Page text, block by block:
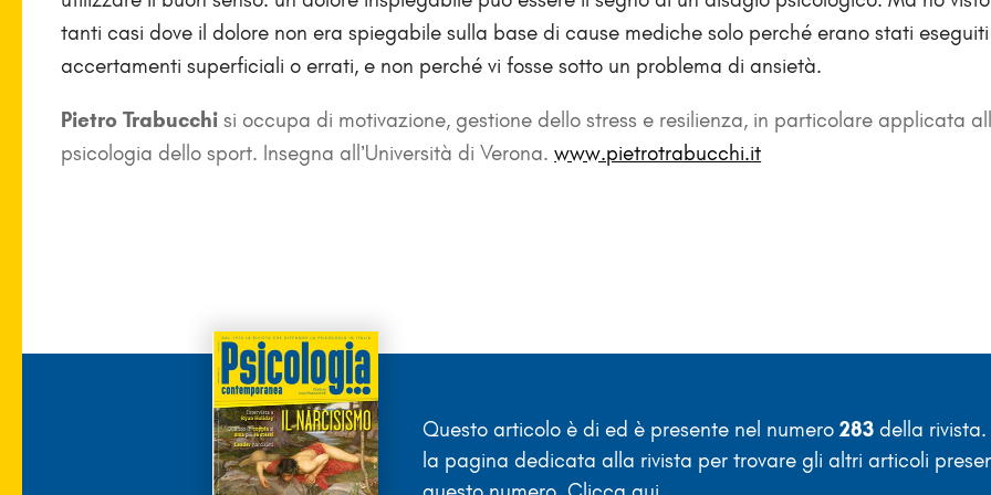
tanti casi dove il dolore non era spiegabile sulla base di cause mediche solo perché erano stati eseguiti
accertamenti superficiali o errati, e non perché vi fosse sotto un problema di ansietà.
Pietro Trabucchi si occupa di motivazione, gestione dello stress e resilienza, in particolare applicata
psicologia dello sport. Insegna all’Università di Verona.www.pietrotrabucchi.it
Questo articolo è di ed è presente nel numero 283 della
la pagina dedicata alla rivista per trovare gli altri articoli